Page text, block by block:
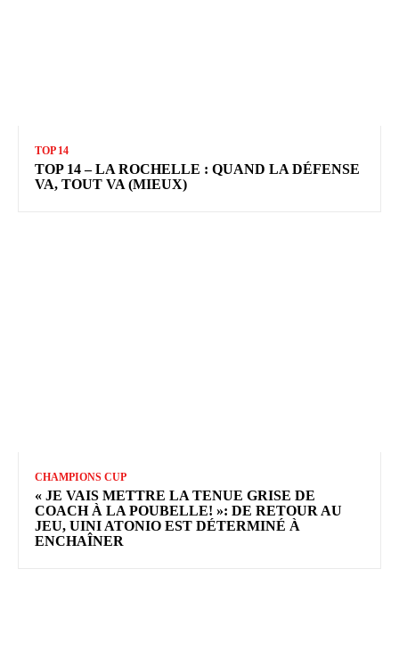
TOP 14
TOP 14 – LA ROCHELLE : QUAND LA DÉFENSE
VA, TOUT VA (MIEUX)
CHAMPIONS CUP
« JE VAIS METTRE LA TENUE GRISE DE
COACH À LA POUBELLE! »: DE RETOUR AU
JEU, UINI ATONIO EST DÉTERMINÉ À
ENCHAÎNER